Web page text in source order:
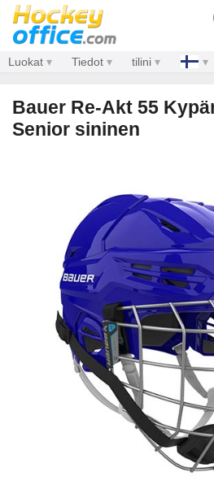
Luokat Tiedot tilini
Bauer Re-Akt 55
Senior sininen